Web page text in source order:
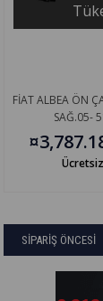
FİAT ALBEA ÖN
SAĞ.05-
SİPARİŞ ÖNCESİ